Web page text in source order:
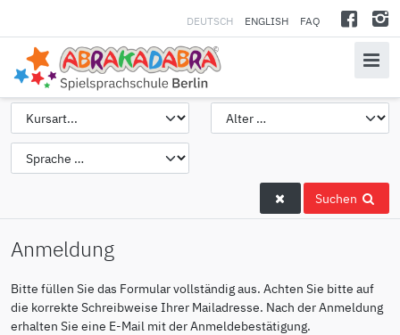
DEUTSCH ENGLISH FAQ
Suchen
Anmeldung
Bitte füllen Sie das Formular vollständig aus. Achten Sie bitte auf
die korrekte Schreibweise Ihrer Mailadresse. Nach der Anmeldung
erhalten Sie eine E-Mail mit der Anmeldebestätigung.